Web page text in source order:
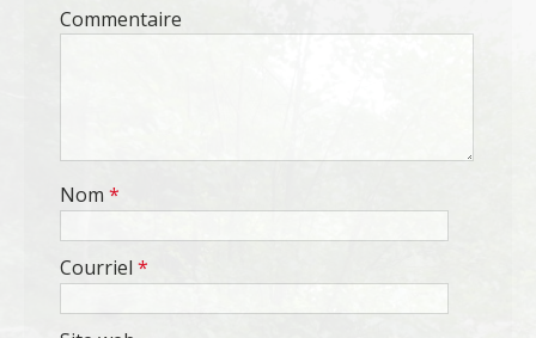
Commentaire
Nom *
Courriel *